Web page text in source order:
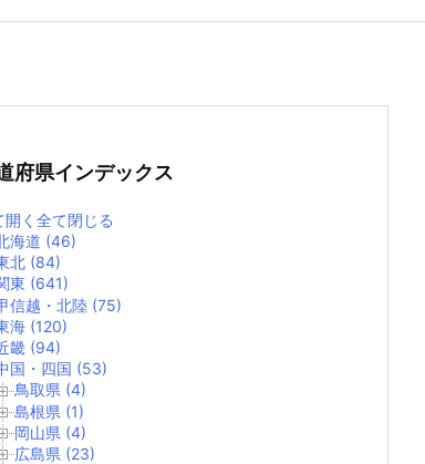
府県インデックス
く 全て閉じる
海道 (46)
北 (84)
東 (641)
信越・北陸 (75)
海 (120)
畿 (94)
国・四国 (53)
鳥取県 (4)
島根県 (1)
岡山県 (4)
広島県 (23)